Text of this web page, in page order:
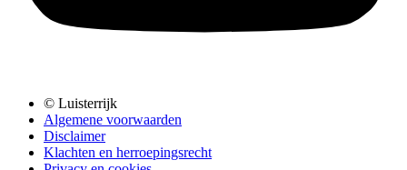
© Luisterrijk
Algemene voorwaarden
Disclaimer
Klachten en herroepingsrecht